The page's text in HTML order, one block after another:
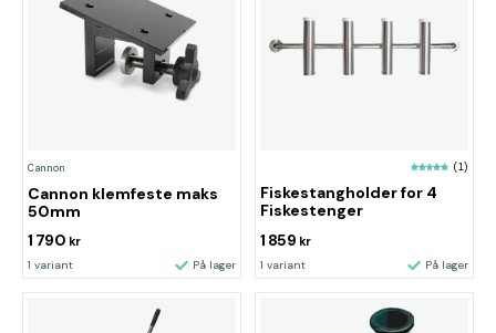
Cannon
Cannon klemfeste maks
50mm
1 790 kr
1 variant På lager
(1)
Fiskestangholder for 4
Fiskestenger
1 859 kr
1 variant På lager